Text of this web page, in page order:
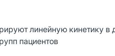
линейную кинетику в
пациентов